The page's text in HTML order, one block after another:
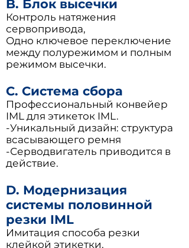
B. Блок высечки
Контроль натяжения
сервопривода,
Одно ключевое переключение
между полурежимом и полным
режимом высечки.
С. Система сбора
Профессиональный конвейер
IML для этикеток IML.
-Уникальный дизайн: структура
всасывающего ремня
-Серводвигатель приводится в
действие.
D. Модернизация
системы половинной
резки IML
Имитация способа резки
клейкой этикетки,